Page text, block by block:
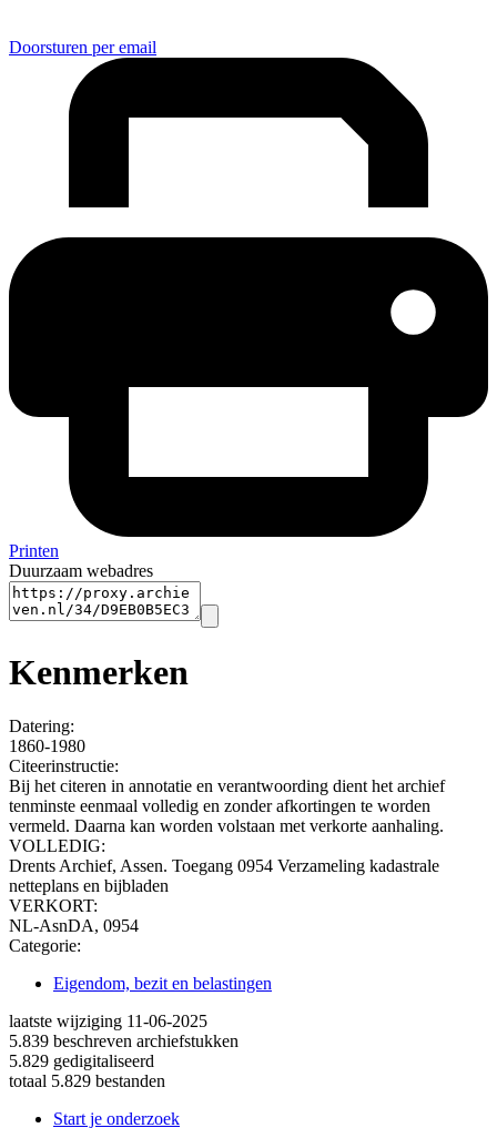
Doorsturen per email
Printen
Duurzaam webadres
Kenmerken
Datering:
1860-1980
Citeerinstructie:
Bij het citeren in annotatie en verantwoording dient het archief
tenminste eenmaal volledig en zonder afkortingen te worden
vermeld. Daarna kan worden volstaan met verkorte aanhaling.
VOLLEDIG:
Drents Archief, Assen. Toegang 0954 Verzameling kadastrale
netteplans en bijbladen
VERKORT:
NL-AsnDA, 0954
Categorie:
Eigendom, bezit en belastingen
laatste wijziging 11-06-2025
5.839 beschreven archiefstukken
5.829 gedigitaliseerd
totaal 5.829 bestanden
Start je onderzoek